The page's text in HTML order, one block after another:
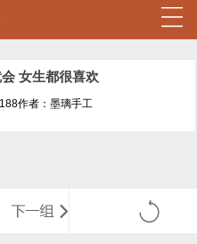
女生都很喜欢
作者：墨璃手工